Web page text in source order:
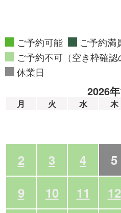
ご予約可能
ご予約満
ご予約不可（空き枠確認
休業日
2026
月 火 水 木
2
3 4 5
9
10 11 12